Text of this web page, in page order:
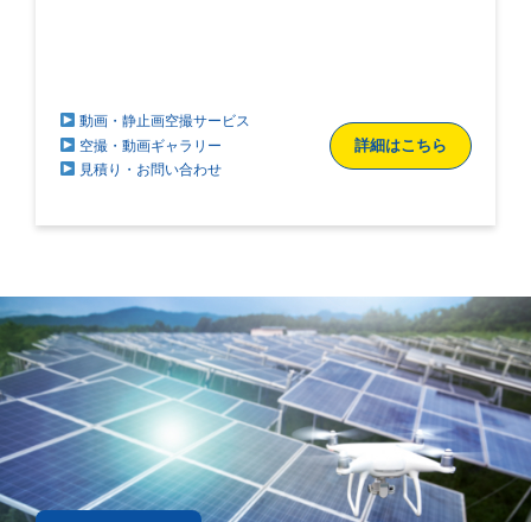
動画・静止画空撮サービス
空撮・動画ギャラリー
見積り・お問い合わせ
詳細はこちら